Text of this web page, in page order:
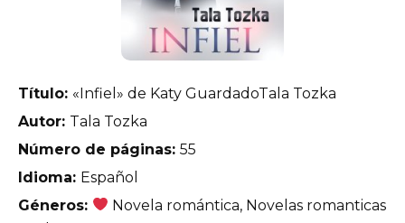
Título: «Infiel» de Katy GuardadoTala Tozka
Autor: Tala Tozka
Número de páginas: 55
Idioma: Español
Géneros:
Novela romántica, Novelas romanticas